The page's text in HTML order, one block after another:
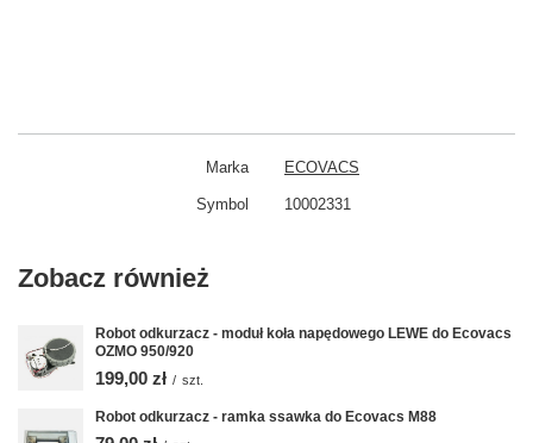
Marka ECOVACS
Symbol 10002331
Zobacz również
Robot odkurzacz - moduł koła napędowego LEWE do Ecovacs
OZMO 950/920
199,00 zł / szt.
Robot odkurzacz - ramka ssawka do Ecovacs M88